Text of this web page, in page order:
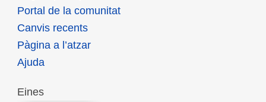
Portal de la comunitat
Canvis recents
Pàgina a l’atzar
Ajuda
Eines